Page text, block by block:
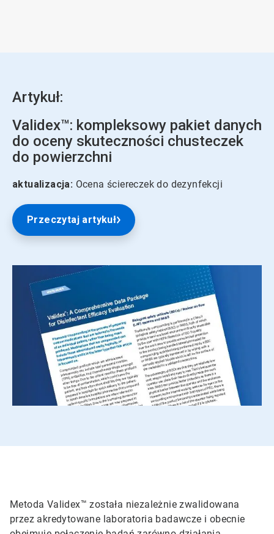
Artykuł:
Validex™: kompleksowy pakiet danych
do oceny skuteczności chusteczek
do powierzchni
aktualizacja: Ocena ściereczek do dezynfekcji
Przeczytaj artykuł
Metoda Validex™ została niezależnie zwalidowana
przez akredytowane laboratoria badawcze i obecnie